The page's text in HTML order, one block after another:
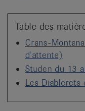
Table des
Crans-
d'attente)
Studen du 13
Les Diablerets